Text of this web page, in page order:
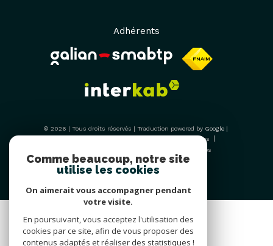
Adhérents
© 2026 | Tous droits réservés | Traduction powered by Google |
Mentions légales
Cookies
Comme beaucoup, notre site
utilise les cookies
On aimerait vous accompagner pendant
votre visite.
En poursuivant, vous acceptez l'utilisation des
cookies par ce site, afin de vous proposer des
contenus adaptés et réaliser des statistiques !